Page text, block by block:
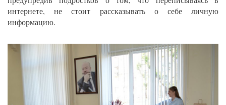
интернете, не стоит рассказывать о себе личную
информацию.